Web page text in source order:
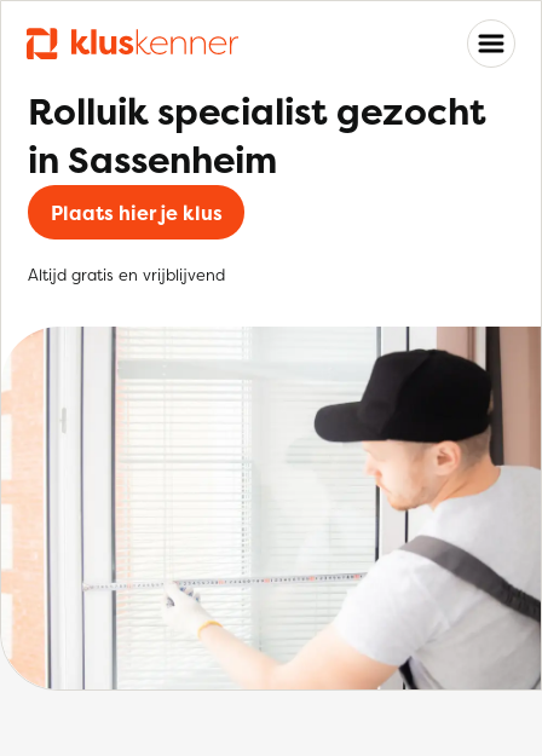
Rolluik specialist gezocht
in Sassenheim
Plaats hier je klus
Altijd gratis en vrijblijvend